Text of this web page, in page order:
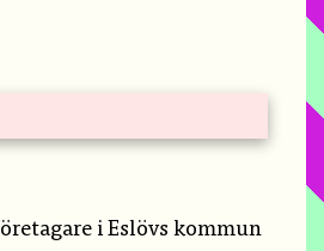
i Eslövs kommun